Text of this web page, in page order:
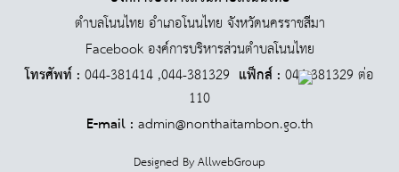
ตำบลโนนไทย อำเภอโนนไทย จังหวัดนครราชสีมา
Facebook องค์การบริหารส่วนตำบลโนนไทย
โทรศัพท์ : 044-381414 ,044-381329 แฟ็กส์ : 044-381329 ต่อ
110
E-mail : admin@nonthaitambon.go.th
Designed ByAllwebGroup